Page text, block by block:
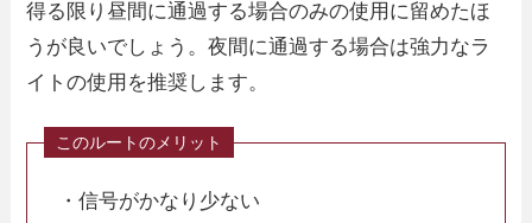
得る限り昼間に通過する場合のみの使用に留めたほ
うが良いでしょう。夜間に通過する場合は強力なラ
イトの使用を推奨します。
・信号がかなり少ない